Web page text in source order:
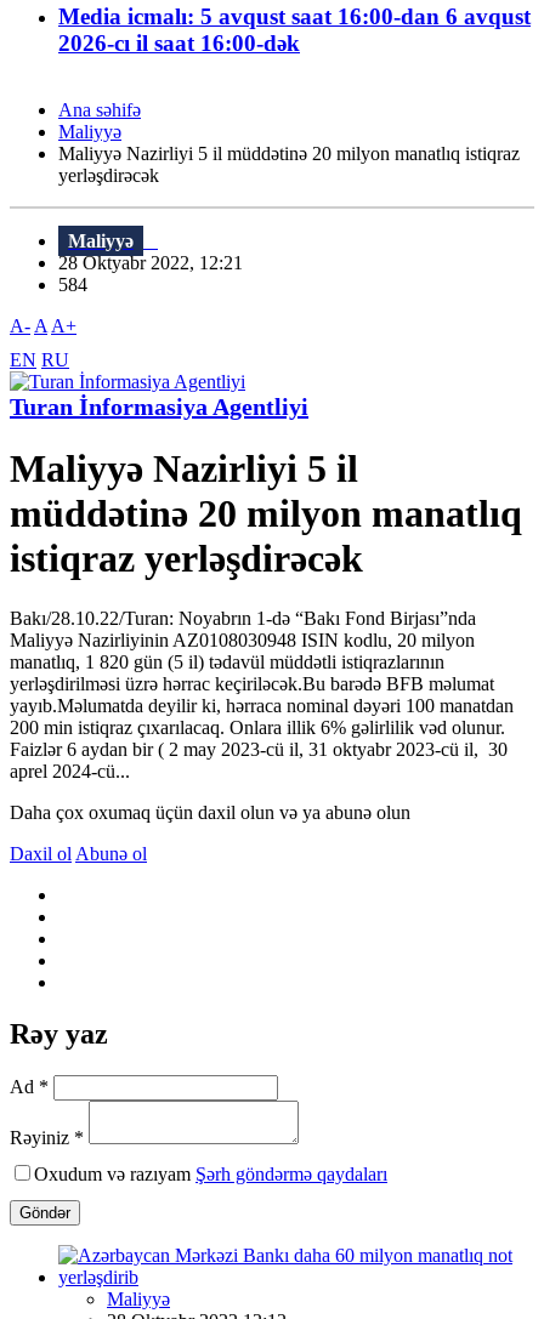
Media icmalı: 5 avqust saat 16:00-dan 6 avqust
2026-cı il saat 16:00-dək
Ana səhifə
Maliyyə
Maliyyə Nazirliyi 5 il müddətinə 20 milyon manatlıq istiqraz
yerləşdirəcək
Maliyyə
28 Oktyabr 2022, 12:21
584
A- A A+
EN RU
Turan İnformasiya Agentliyi
Maliyyə Nazirliyi 5 il
müddətinə 20 milyon manatlıq
istiqraz yerləşdirəcək
Bakı/28.10.22/Turan: Noyabrın 1-də “Bakı Fond Birjası”nda
Maliyyə Nazirliyinin AZ0108030948 ISIN kodlu, 20 milyon
manatlıq, 1 820 gün (5 il) tədavül müddətli istiqrazlarının
yerləşdirilməsi üzrə hərrac keçiriləcək.Bu barədə BFB məlumat
yayıb.Məlumatda deyilir ki, hərraca nominal dəyəri 100 manatdan
200 min istiqraz çıxarılacaq. Onlara illik 6% gəlirlilik vəd olunur.
Faizlər 6 aydan bir ( 2 may 2023-cü il, 31 oktyabr 2023-cü il, 30
aprel 2024-cü...
Daha çox oxumaq üçün daxil olun və ya abunə olun
Daxil ol Abunə ol
Rəy yaz
Ad *
Rəyiniz *
Oxudum və razıyam Şərh göndərmə qaydaları
Göndər
Maliyyə